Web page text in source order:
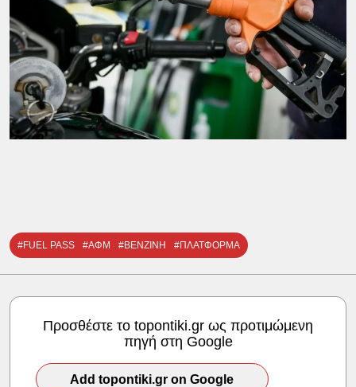
#FUEL PASS #ΑΦΜ #ΒΕΝΖΙΝΗ #ΠΛΑΤΦΟΡΜΑ
Προσθέστε το topontiki.gr ως προτιμώμενη
πηγή στη Google
Add topontiki.gr on Google